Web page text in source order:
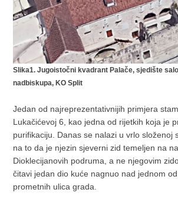
Slika1. Jugoistočni kvadrant Palače, sjedište
nadbiskupa, KO Split
Jedan od najreprezentativnijih primjera
Lukačićevoj 6, kao jedna od rijetkih koja je
purifikaciju. Danas se nalazi u vrlo složenoj
na to da je njezin sjeverni zid temeljen na
Dioklecijanovih podruma, a ne njegovim
čitavi jedan dio kuće nagnuo nad jednom
prometnih ulica grada.